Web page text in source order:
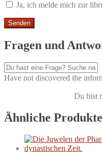
Ja, ich melde mich zur
Fragen und
Have not discovered the
Du bist
Ähnliche Produkte